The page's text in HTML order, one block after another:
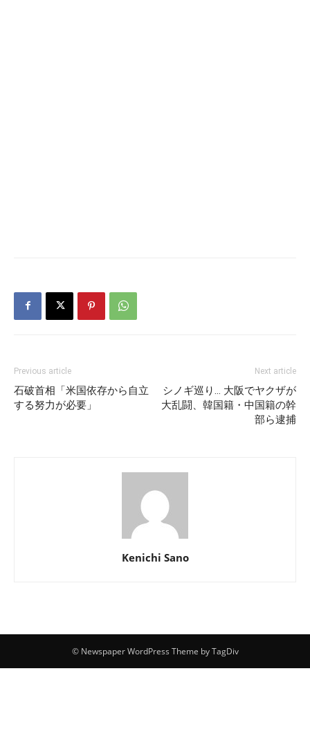
Previous article
石破首相「米国依存から自立
する努力が必要」
Next article
シノギ巡り… 大阪でヤクザが
大乱闘、韓国籍・中国籍の幹
部ら逮捕
Kenichi Sano
© Newspaper WordPress Theme by TagDiv